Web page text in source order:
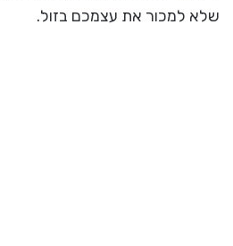
שלא למכור את עצמכם בזול.